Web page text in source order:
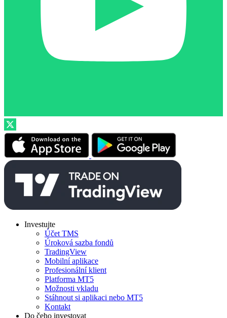
Investujte
Účet TMS
Úroková sazba fondů
TradingView
Mobilní aplikace
Profesionální klient
Platforma MT5
Možnosti vkladu
Stáhnout si aplikaci nebo MT5
Kontakt
Do čeho investovat